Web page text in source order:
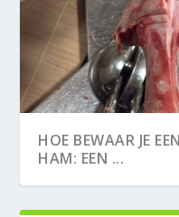
HOE BEWAAR JE
HAM: EEN ...